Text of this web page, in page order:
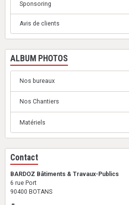
Sponsoring
Avis de clients
ALBUM PHOTOS
Nos bureaux
Nos Chantiers
Matériels
Contact
BARDOZ Bâtiments & Travaux-Publics
6 rue Port
90400 BOTANS